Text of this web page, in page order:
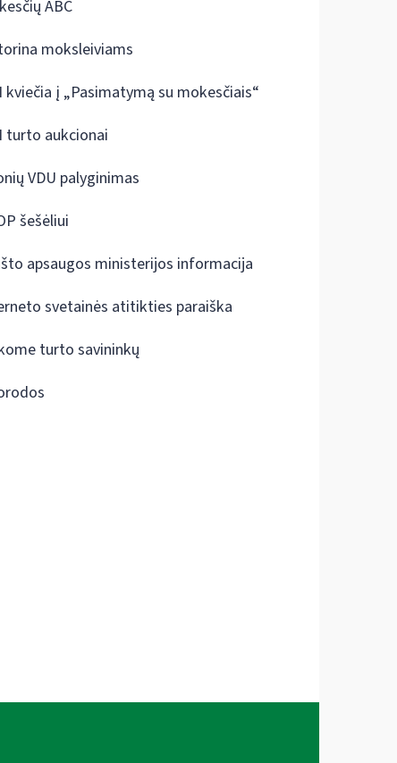
ABC
moksleiviams
kviečia į „Pasimatymą su mokesčiais“
turto aukcionai
VDU palyginimas
šešėliui
apsaugos ministerijos informacija
svetainės atitikties paraiška
turto savininkų